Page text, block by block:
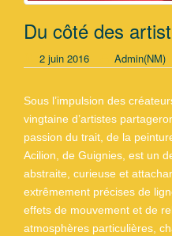
Du côté des
2 juin 2016 Admin(NM)
Sous l’impulsion des
vingtaine d’artistes
passion du trait, de la
Acilion, de Guignies, est un
abstraite, curieuse et
extrêmement précises de
effets de mouvement et de
atmosphères particulières,